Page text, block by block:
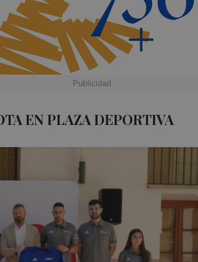
EN PLAZA DEPORTIVA